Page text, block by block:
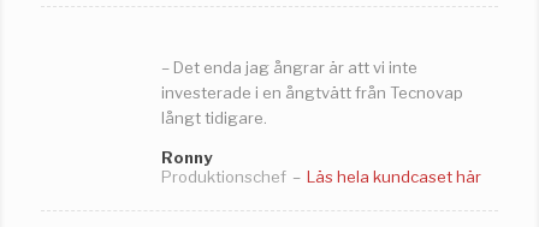
– Det enda jag ångrar är att vi inte
investerade i en ångtvätt från Tecnovap
långt tidigare.
Ronny
Produktionschef – Läs hela kundcaset här